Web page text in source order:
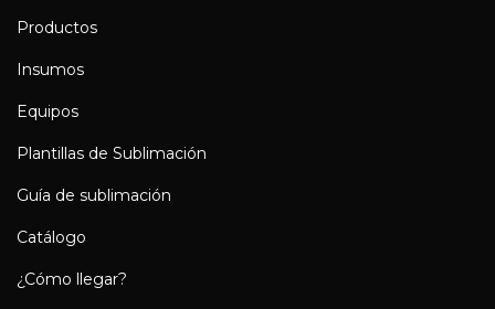
Productos
Insumos
Equipos
Plantillas de Sublimación
Guía de sublimación
Catálogo
¿Cómo llegar?